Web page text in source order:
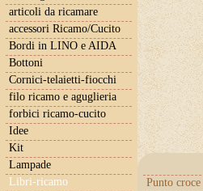
articoli da ricamare
accessori Ricamo/Cucito
Bordi in LINO e AIDA
Bottoni
Cornici-telaietti-fiocchi
filo ricamo e aguglieria
forbici ricamo-cucito
Idee
Kit
Lampade
Libri-ricamo
Punto croce